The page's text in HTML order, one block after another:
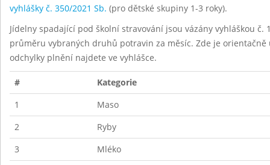
vyhlášky č. 350/2021 Sb. (pro dětské skupiny 1-3 roky).
Jídelny spadající pod školní stravování jsou vázány vyhláškou
průměru vybraných druhů potravin za měsíc. Zde je
odchylky plnění najdete ve vyhlášce.
#
Kategorie
1
Maso
2
Ryby
3
Mléko